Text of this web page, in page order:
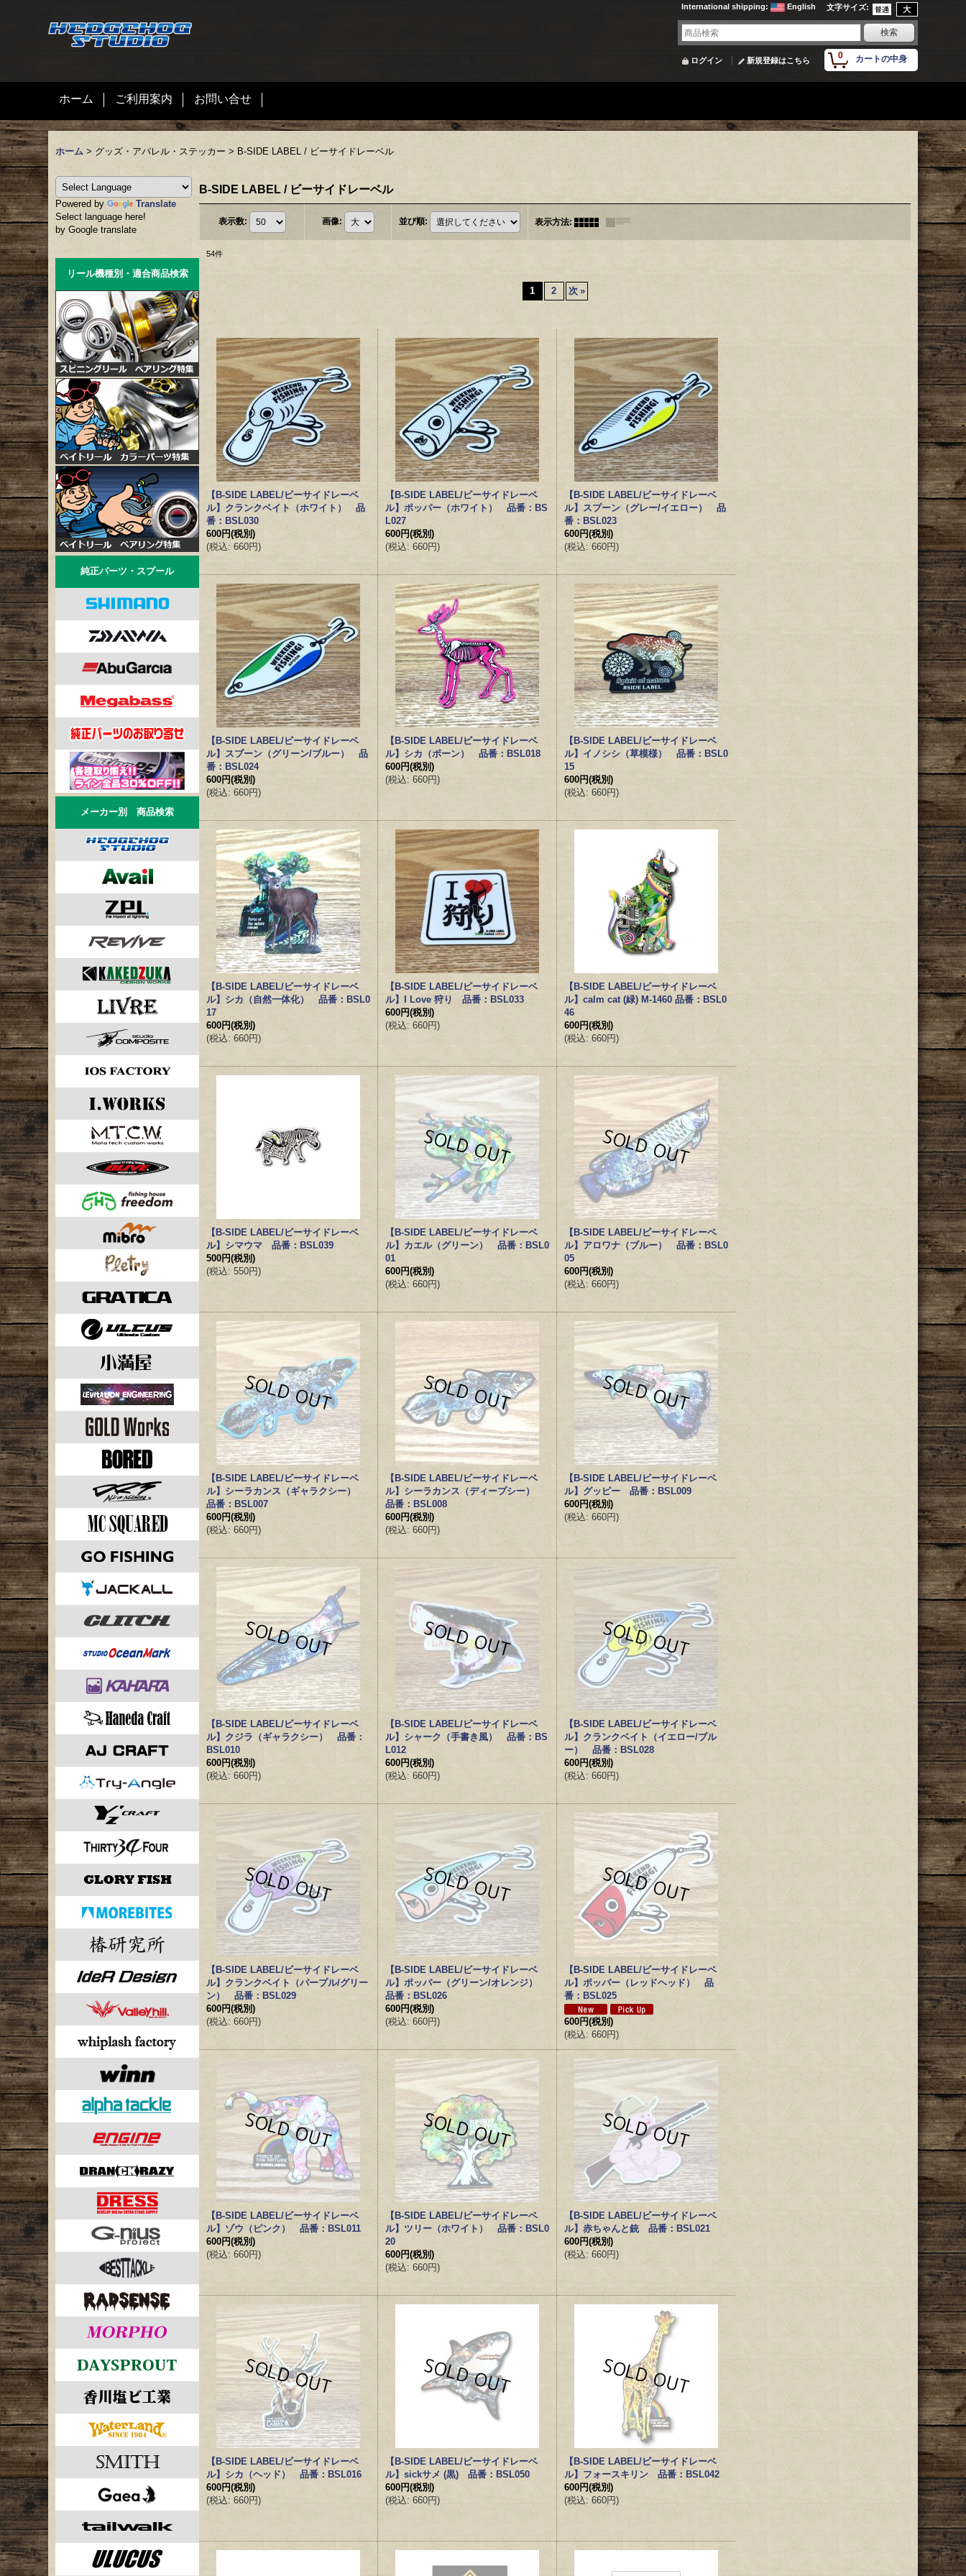
文字サイズ:
International shipping: English
0 カートの中身
ログイン 新規登録はこちら
ホーム ご利用案内 お問い合せ
ホーム > グッズ・アパレル・ステッカー > B-SIDE LABEL / ビーサイドレーベル
Powered by
Translate
Select language here!
by Google translate
リール機種別・適合商品検索
純正パーツ・スプール
メーカー別 商品検索
B-SIDE LABEL / ビーサイドレーベル
表示数: 画像: 並び順: 表示方法:
54件
1 2 次 »
【B-SIDE LABEL/ビーサイドレーベ
ル】クランクベイト（ホワイト） 品
番：BSL030
600円(税別)
(税込: 660円)
【B-SIDE LABEL/ビーサイドレーベ
ル】ポッパー（ホワイト） 品番：BS
L027
600円(税別)
(税込: 660円)
【B-SIDE LABEL/ビーサイドレーベ
ル】スプーン（グレー/イエロー） 品
番：BSL023
600円(税別)
(税込: 660円)
【B-SIDE LABEL/ビーサイドレーベ
ル】スプーン（グリーン/ブルー） 品
番：BSL024
600円(税別)
(税込: 660円)
【B-SIDE LABEL/ビーサイドレーベ
ル】シカ（ボーン） 品番：BSL018
600円(税別)
(税込: 660円)
【B-SIDE LABEL/ビーサイドレーベ
ル】イノシシ（草模様） 品番：BSL0
15
600円(税別)
(税込: 660円)
【B-SIDE LABEL/ビーサイドレーベ
ル】シカ（自然一体化） 品番：BSL0
17
600円(税別)
(税込: 660円)
【B-SIDE LABEL/ビーサイドレーベ
ル】I Love 狩り 品番：BSL033
600円(税別)
(税込: 660円)
【B-SIDE LABEL/ビーサイドレーベ
ル】calm cat (緑) M-1460 品番：BSL0
46
600円(税別)
(税込: 660円)
【B-SIDE LABEL/ビーサイドレーベ
ル】シマウマ 品番：BSL039
500円(税別)
(税込: 550円)
【B-SIDE LABEL/ビーサイドレーベ
ル】カエル（グリーン） 品番：BSL0
01
600円(税別)
(税込: 660円)
【B-SIDE LABEL/ビーサイドレーベ
ル】アロワナ（ブルー） 品番：BSL0
05
600円(税別)
(税込: 660円)
【B-SIDE LABEL/ビーサイドレーベ
ル】シーラカンス（ギャラクシー）
品番：BSL007
600円(税別)
(税込: 660円)
【B-SIDE LABEL/ビーサイドレーベ
ル】シーラカンス（ディープシー）
品番：BSL008
600円(税別)
(税込: 660円)
【B-SIDE LABEL/ビーサイドレーベ
ル】グッピー 品番：BSL009
600円(税別)
(税込: 660円)
【B-SIDE LABEL/ビーサイドレーベ
ル】クジラ（ギャラクシー） 品番：
BSL010
600円(税別)
(税込: 660円)
【B-SIDE LABEL/ビーサイドレーベ
ル】シャーク（手書き風） 品番：BS
L012
600円(税別)
(税込: 660円)
【B-SIDE LABEL/ビーサイドレーベ
ル】クランクベイト（イエロー/ブル
ー） 品番：BSL028
600円(税別)
(税込: 660円)
【B-SIDE LABEL/ビーサイドレーベ
ル】クランクベイト（パープル/グリー
ン） 品番：BSL029
600円(税別)
(税込: 660円)
【B-SIDE LABEL/ビーサイドレーベ
ル】ポッパー（グリーン/オレンジ）
品番：BSL026
600円(税別)
(税込: 660円)
【B-SIDE LABEL/ビーサイドレーベ
ル】ポッパー（レッドヘッド） 品
番：BSL025
600円(税別)
(税込: 660円)
【B-SIDE LABEL/ビーサイドレーベ
ル】ゾウ（ピンク） 品番：BSL011
600円(税別)
(税込: 660円)
【B-SIDE LABEL/ビーサイドレーベ
ル】ツリー（ホワイト） 品番：BSL0
20
600円(税別)
(税込: 660円)
【B-SIDE LABEL/ビーサイドレーベ
ル】赤ちゃんと銃 品番：BSL021
600円(税別)
(税込: 660円)
【B-SIDE LABEL/ビーサイドレーベ
ル】シカ（ヘッド） 品番：BSL016
600円(税別)
(税込: 660円)
【B-SIDE LABEL/ビーサイドレーベ
ル】sickサメ (黒) 品番：BSL050
600円(税別)
(税込: 660円)
【B-SIDE LABEL/ビーサイドレーベ
ル】フォースキリン 品番：BSL042
600円(税別)
(税込: 660円)